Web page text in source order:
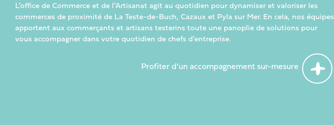
L’office de Commerce et de l’Artisanat agit au quotidien pour dynamiser et valoriser les
commerces de proximité de La Teste-de-Buch, Cazaux et Pyla sur Mer. En cela, nos équipes
apportent aux commerçants et artisans testerins toute une panoplie de solutions pour
vous accompagner dans votre quotidien de chefs d’entreprise.
Profiter d’un accompagnement sur-mesure